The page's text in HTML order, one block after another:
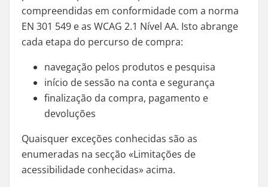
compreendidas em conformidade com a norma
EN 301 549 e as WCAG 2.1 Nível AA. Isto abrange
cada etapa do percurso de compra:
navegação pelos produtos e pesquisa
início de sessão na conta e segurança
finalização da compra, pagamento e
devoluções
Quaisquer exceções conhecidas são as
enumeradas na secção «Limitações de
acessibilidade conhecidas» acima.